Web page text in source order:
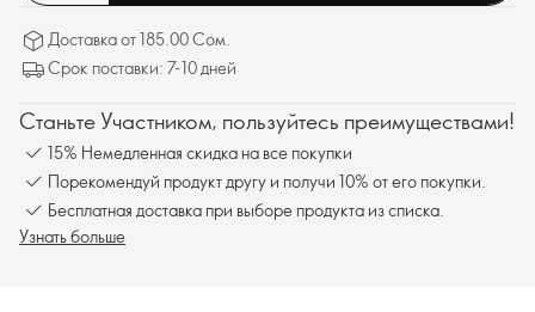
Доставка от 185.00 Сом.
Срок поставки: 7-10 дней
Станьте Участником, пользуйтесь преимуществами!
15% Немедленная скидка на все покупки
Порекомендуй продукт другу и получи 10% от его покупки.
Бесплатная доставка при выборе продукта из списка.
Узнать больше